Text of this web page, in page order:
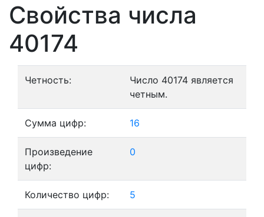
Свойства числа
40174
Четность:
Число 40174 является
четным.
Сумма цифр: 16
Произведение
цифр:
0
Количество цифр: 5